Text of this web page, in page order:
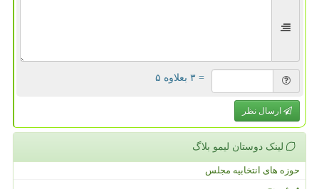
= ۳ بعلاوه ۵
ارسال نظر
لینک دوستان لیمو بلاگ
حوزه های انتخابیه مجلس